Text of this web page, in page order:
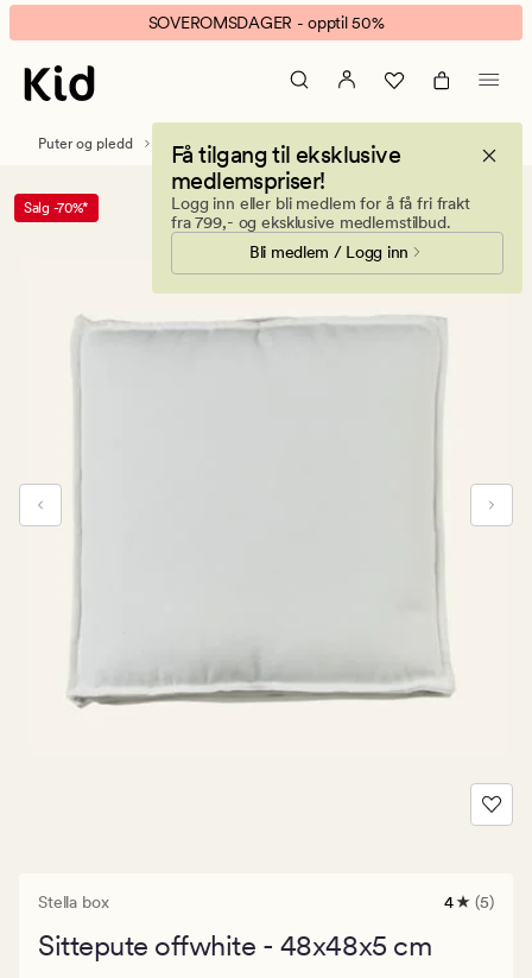
Stella
box
sittepute
offwhite
banner.
Klikk
ESCAPE
pause.
SOVEROMSDAGER - opptil 50%
Få tilgang til eksklusive
medlemspriser!
Logg inn eller bli medlem for å få fri frakt
fra 799,- og eksklusive medlemstilbud.
Bli medlem / Logg inn
Puter og pledd Stolputer & Sitteputer
Salg -70%*
Stella box
5
4 (5)
Sittepute offwhite - 48x48x5 cm